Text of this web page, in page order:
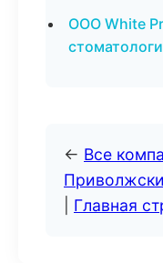
ООО White
← Все
Главная